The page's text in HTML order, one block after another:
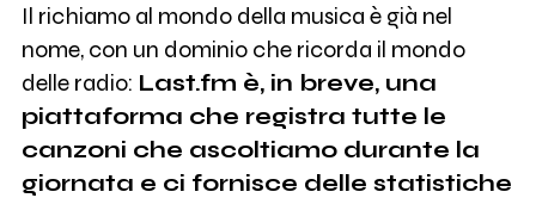
Il richiamo al mondo della musica è già nel
nome, con un dominio che ricorda il mondo
delle radio: Last.fm è, in breve, una
piattaforma che registra tutte le
canzoni che ascoltiamo durante la
giornata e ci fornisce delle statistiche